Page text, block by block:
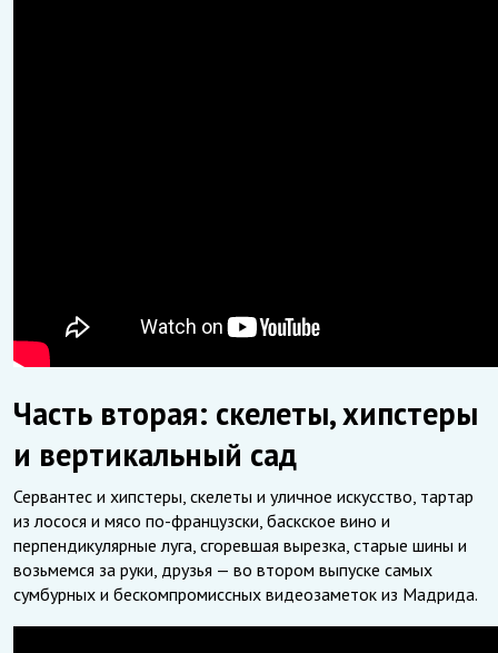
Часть вторая: скелеты, хипстеры
и вертикальный сад
Сервантес и хипстеры, скелеты и уличное искусство, тартар
из лосося и мясо по-французски, баскское вино и
перпендикулярные луга, сгоревшая вырезка, старые шины и
возьмемся за руки, друзья — во втором выпуске самых
сумбурных и бескомпромиссных видеозаметок из Мадрида.